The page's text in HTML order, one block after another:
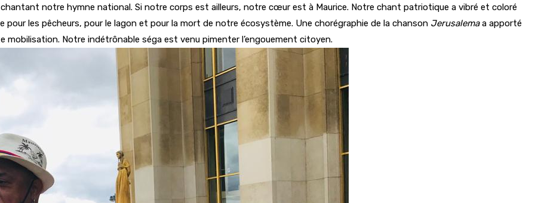
notre hymne national. Si notre corps est ailleurs, notre cœur est à Maurice. Notre chant patriotique a vibré et coloré
pour les pêcheurs, pour le lagon et pour la mort de notre écosystème. Une chorégraphie de la chanson Jerusalemaa apporté
Notre indétrônable séga est venu pimenter l’engouement citoyen.